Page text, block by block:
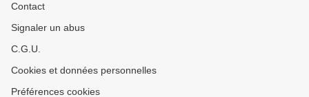
Contact
Signaler un abus
C.G.U.
Cookies et données personnelles
Préférences cookies